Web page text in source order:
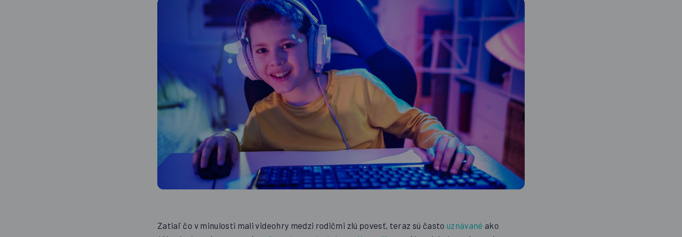
Zatiaľ čo v minulosti mali videohry medzi rodičmi zlú povesť, teraz sú často uznávané ako